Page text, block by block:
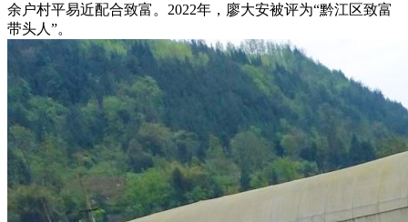
余户村平易近配合致富。2022年，廖大安被评为“黔江区致富
带头人”。